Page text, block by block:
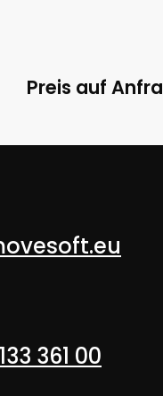
Preis auf
361 00